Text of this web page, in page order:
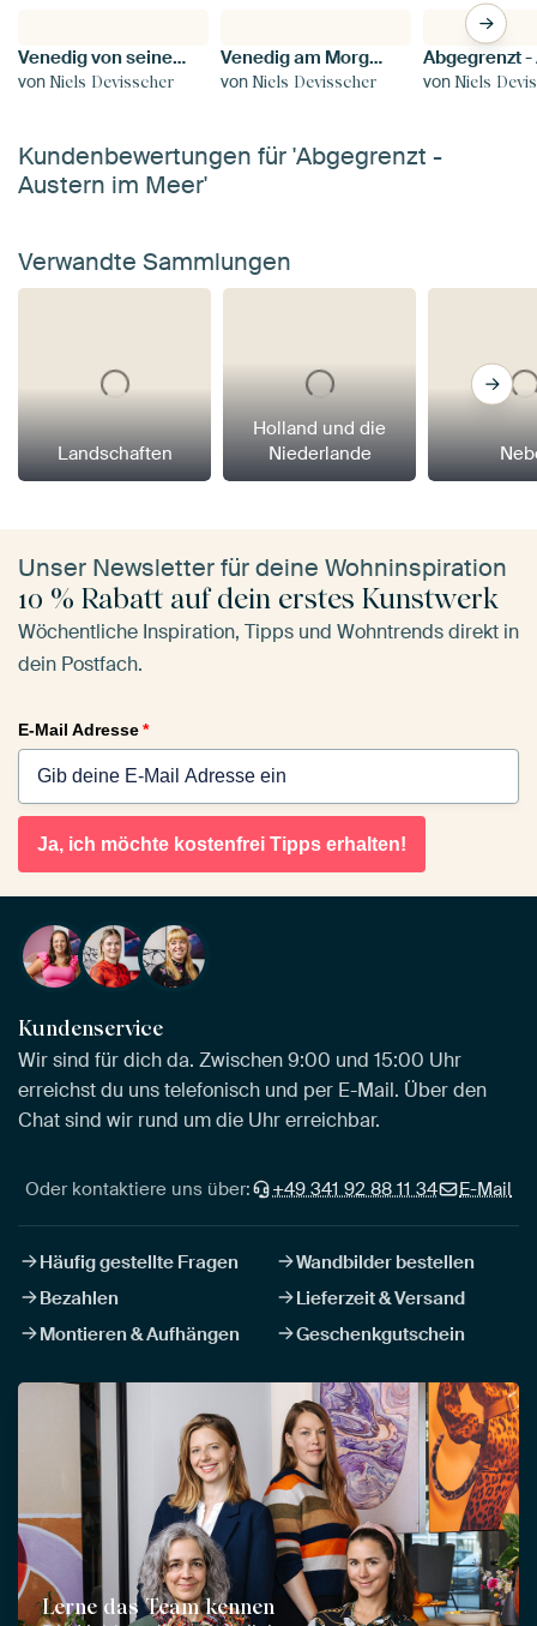
Venedig von seiner besten Seite
von Niels Devisscher
Venedig am Morgen, San Marco
vonNiels Devisscher vonNiels
Kundenbewertungen für 'Abgegrenzt -
Austern im Meer'
Verwandte Sammlungen
Landschaften
Holland und die
Niederlande
Unser Newsletter für deine Wohninspiration
10 % Rabatt auf dein erstes Kunstwerk
Wöchentliche Inspiration, Tipps und Wohntrends direkt in
dein Postfach.
E-Mail Adresse*
Ja, ich möchte kostenfrei Tipps erhalten!
Kundenservice
Wir sind für dich da. Zwischen 9:00 und 15:00 Uhr
erreichst du uns telefonisch und per E-Mail. Über den
Chat sind wir rund um die Uhr erreichbar.
Oder kontaktiere uns über: +49 341 92 88 11 34 E-Mail
Häufig gestellte Fragen
Wandbilder bestellen
Bezahlen
Lieferzeit & Versand
Montieren & Aufhängen
Geschenkgutschein
Lerne das Team kennen